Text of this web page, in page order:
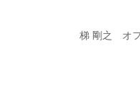
梯 剛之 オ